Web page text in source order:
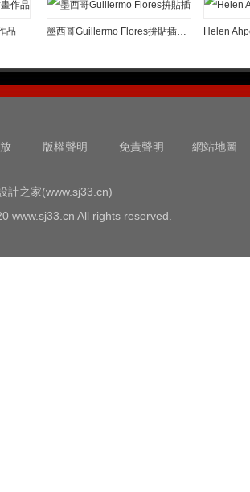
品 墨西哥Guillermo Flores拚貼插畫作品
版權聲明 免責聲明 網站地圖
計之家(www.sj33.cn)
www.sj33.cn All rights reserved.